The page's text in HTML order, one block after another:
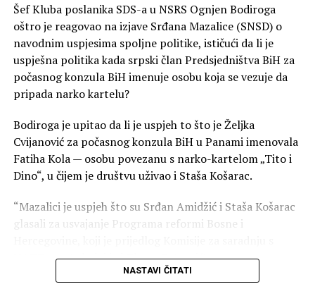
Šef Kluba poslanika SDS-a u NSRS Ognjen Bodiroga
oštro je reagovao na izjave Srđana Mazalice (SNSD) o
navodnim uspjesima spoljne politike, ističući da li je
uspješna politika kada srpski član Predsjedništva BiH za
počasnog konzula BiH imenuje osobu koja se vezuje da
pripada narko kartelu?
Bodiroga je upitao da li je uspjeh to što je Željka
Cvijanović za počasnog konzula BiH u Panami imenovala
Fatiha Kola — osobu povezanu s narko-kartelom „Tito i
Dino“, u čijem je društvu uživao i Staša Košarac.
“Mazalici je uspjeh što su Srđan Amidžić i Staša Košarac
glasali za usvajanje Programa reformi Bosne i
NATO-om (u kojoj je i Obren Petrović).
NASTAVI ČITATI